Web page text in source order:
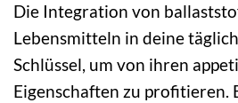
Die Integration von
Lebensmitteln in deine
Schlüssel, um von ihren
Eigenschaften zu profitieren.